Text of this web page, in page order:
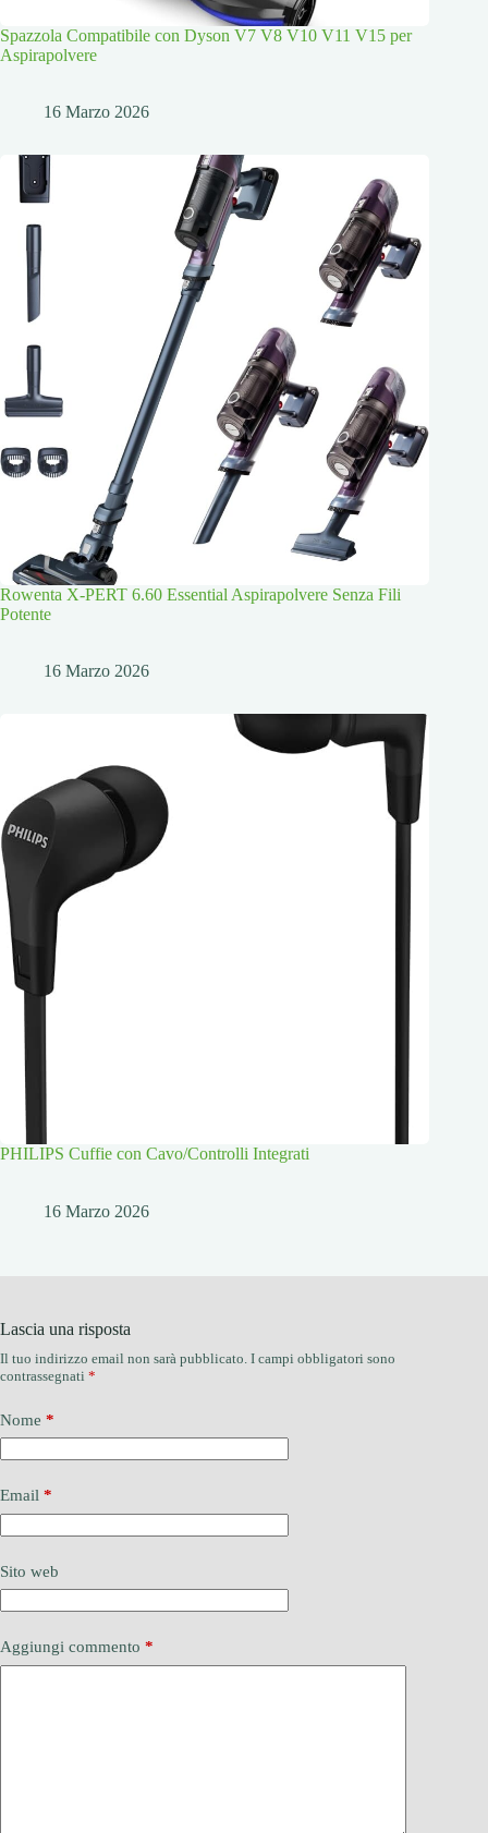
Spazzola Compatibile con Dyson V7 V8 V10 V11 V15 per
Aspirapolvere
16 Marzo 2026
Rowenta X-PERT 6.60 Essential Aspirapolvere Senza Fili
Potente
16 Marzo 2026
PHILIPS Cuffie con Cavo/Controlli Integrati
16 Marzo 2026
Lascia una risposta
Il tuo indirizzo email non sarà pubblicato. I campi obbligatori sono
contrassegnati *
Nome *
Email *
Sito web
Aggiungi commento *